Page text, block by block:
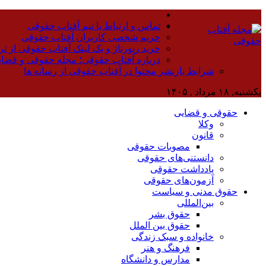
تماس و ارتباط با تیم آفتاب حقوقی
حریم شخصی کاربران آفتاب حقوقی
خرید رپورتاژ و بک لینک آفتاب حقوقی از
درباره آفتاب حقوقی؛ مجله حقوقی و
شرایط بازنشر محتوا در آفتاب حقوقی از رسانه ها
یکشنبه, ۱۸ مرداد , ۱۴۰۵
حقوقی و قضایی
وکلا
قانون
مصوبات حقوقی
دانستنی‌های حقوقی
یادداشت حقوقی
آزمون‌های حقوقی
حقوق مدنی و سیاست
بین‌المللی
حقوق بشر
حقوق بین الملل
خانواده و سبک زندگی
فرهنگ و هنر
مدارس و دانشگاه